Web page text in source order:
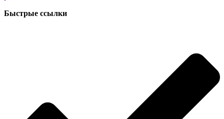
Быстрые ссылки